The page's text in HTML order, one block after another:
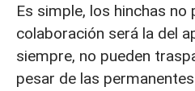
Es simple, los hinchas no
colaboración será la del
siempre, no pueden
pesar de las